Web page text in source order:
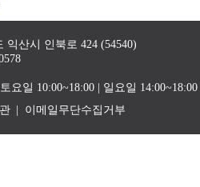
익산시 인북로 424 (54540)
요일 10:00~18:00 | 일요일
이메일무단수집거부